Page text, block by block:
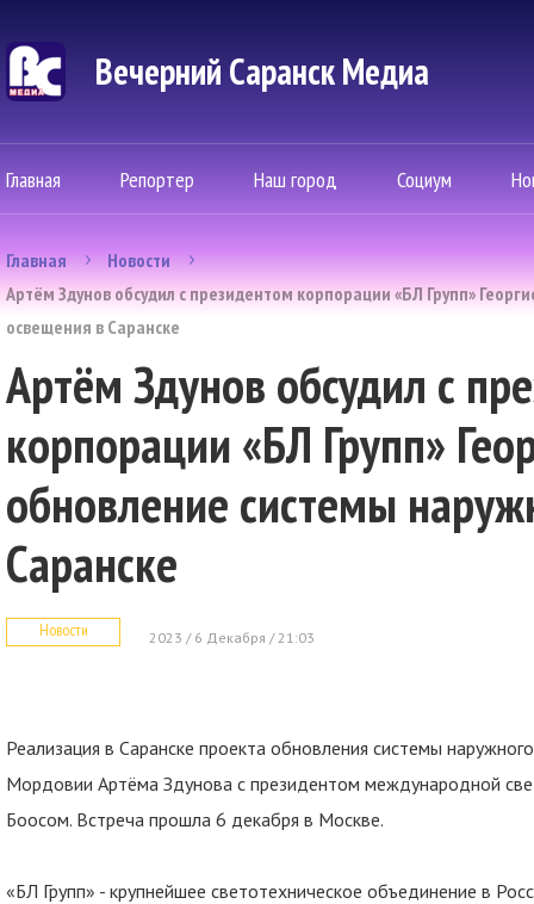
Вечерний Саранск Mедиа
Главная Репортер Наш город Социум
Главная
Новости
Артём Здунов обсудил с президентом корпорации «БЛ Групп»
освещения в Саранске
Артём Здунов обсудил с
корпорации «БЛ Групп»
обновление системы
Саранске
Новости 2023 / 6 Декабря / 21:03
Реализация в Саранске проекта обновления системы
Мордовии Артёма Здунова с президентом международной
Боосом. Встреча прошла 6 декабря в Москве.
«БЛ Групп» - крупнейшее светотехническое объединение в